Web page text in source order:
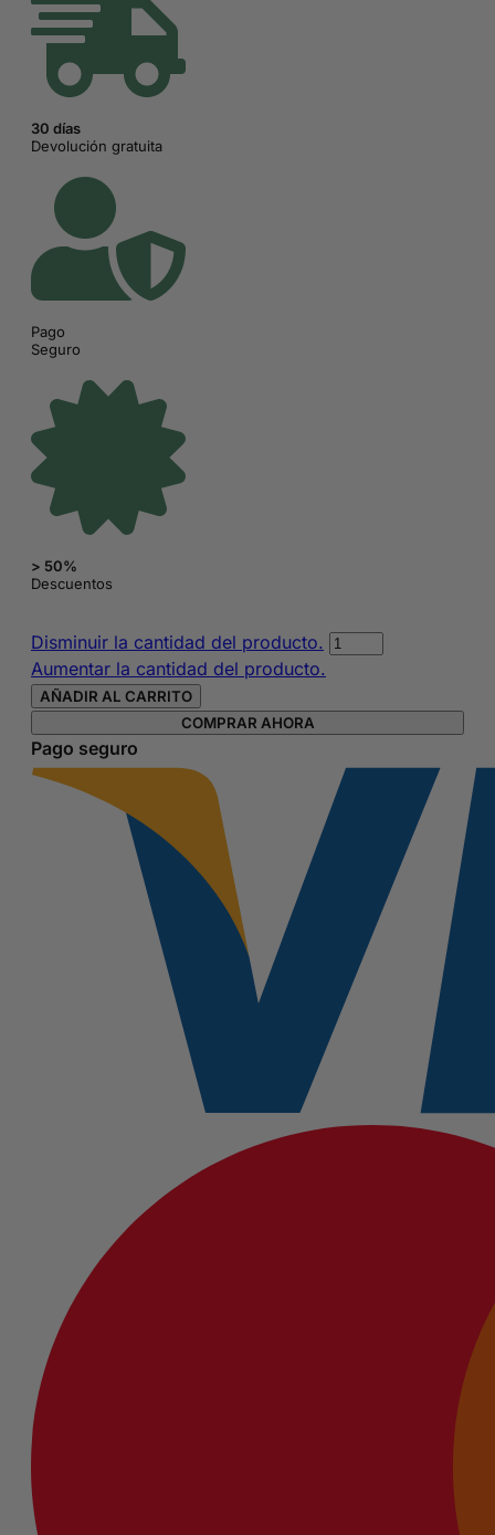
30 días
Devolución gratuita
Pago
Seguro
> 50%
Descuentos
Disminuir la cantidad del producto. Kit
de
Lóreal
Aumentar la cantidad del producto.
AÑADIR AL CARRITO
COMPRAR AHORA
Pago seguro